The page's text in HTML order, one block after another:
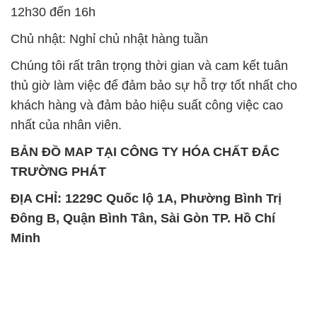
12h30 đến 16h
Chủ nhật: Nghỉ chủ nhật hàng tuần
Chúng tôi rất trân trọng thời gian và cam kết tuân
thủ giờ làm việc để đảm bảo sự hỗ trợ tốt nhất cho
khách hàng và đảm bảo hiệu suất công việc cao
nhất của nhân viên.
BẢN ĐỒ MAP TẠI CÔNG TY HÓA CHẤT ĐẮC
TRƯỜNG PHÁT
ĐỊA CHỈ: 1229C Quốc lộ 1A, Phường Bình Trị
Đông B, Quận Bình Tân, Sài Gòn TP. Hồ Chí
Minh